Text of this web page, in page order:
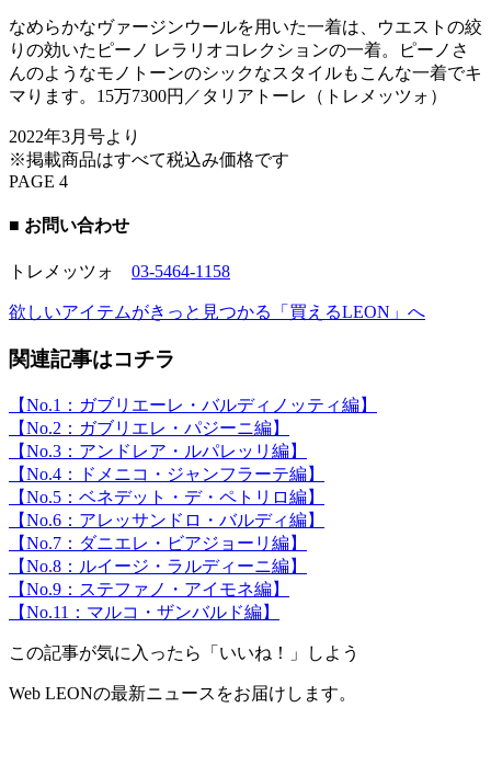
なめらかなヴァージンウールを用いた一着は、ウエストの絞
りの効いたピーノ レラリオコレクションの一着。ピーノさ
んのようなモノトーンのシックなスタイルもこんな一着でキ
マります。15万7300円／タリアトーレ（トレメッツォ）
2022年3月号より
※掲載商品はすべて税込み価格です
PAGE 4
■ お問い合わせ
トレメッツォ 03-5464-1158
欲しいアイテムがきっと見つかる「買えるLEON」へ
関連記事はコチラ
【No.1：ガブリエーレ・バルディノッティ編】
【No.2：ガブリエレ・パジーニ編】
【No.3：アンドレア・ルパレッリ編】
【No.4：ドメニコ・ジャンフラーテ編】
【No.5：ベネデット・デ・ペトリロ編】
【No.6：アレッサンドロ・バルディ編】
【No.7：ダニエレ・ビアジョーリ編】
【No.8：ルイージ・ラルディーニ編】
【No.9：ステファノ・アイモネ編】
【No.11：マルコ・ザンバルド編】
この記事が気に入ったら「いいね！」しよう
Web LEONの最新ニュースをお届けします。